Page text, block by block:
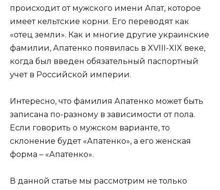
происходит от мужского имени Апат, которое
имеет кельтские корни. Его переводят как
«отец земли». Как и многие другие украинские
фамилии, Апатенко появилась в XVIII-XIX веке,
когда был введен обязательный паспортный
учет в Российской империи.
Интересно, что фамилия Апатенко может быть
записана по-разному в зависимости от пола.
Если говорить о мужском варианте, то
склонение будет «Апатенко», а его женская
форма – «Апатенко».
В данной статье мы рассмотрим не только